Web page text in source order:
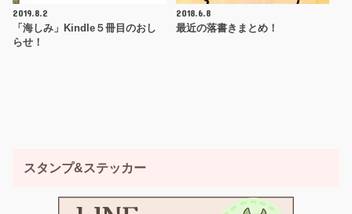
2019.8.2
「海しみ」Kindle５冊目のおし
らせ！
2018.6.8
最近の落書きまとめ！
スタンプ&ステッカー